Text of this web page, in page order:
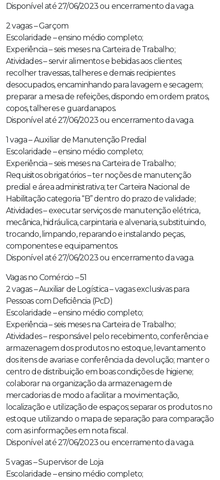
Disponível até 27/06/2023 ou encerramento da vaga.
2 vagas – Garçom
Escolaridade – ensino médio completo;
Experiência – seis meses na Carteira de Trabalho;
Atividades – servir alimentos e bebidas aos clientes;
recolher travessas, talheres e demais recipientes
desocupados, encaminhando para lavagem e secagem;
preparar a mesa de refeições, dispondo em ordem pratos,
copos, talheres e guardanapos.
Disponível até 27/06/2023 ou encerramento da vaga.
1 vaga – Auxiliar de Manutenção Predial
Escolaridade – ensino médio completo;
Experiência – seis meses na Carteira de Trabalho;
Requisitos obrigatórios – ter noções de manutenção
predial e área administrativa; ter Carteira Nacional de
Habilitação categoria “B” dentro do prazo de validade;
Atividades – executar serviços de manutenção elétrica,
mecânica, hidráulica, carpintaria e alvenaria, substituindo,
trocando, limpando, reparando e instalando peças,
componentes e equipamentos.
Disponível até 27/06/2023 ou encerramento da vaga.
Vagas no Comércio – 51
2 vagas – Auxiliar de Logística – vagas exclusivas para
Pessoas com Deficiência (PcD)
Escolaridade – ensino médio completo;
Experiência – seis meses na Carteira de Trabalho;
Atividades – responsável pelo recebimento, conferência e
armazenagem dos produtos no estoque, levantamento
dos itens de avarias e conferência da devolução; manter o
centro de distribuição em boas condições de higiene;
colaborar na organização da armazenagem de
mercadorias de modo a facilitar a movimentação,
localização e utilização de espaços; separar os produtos no
estoque utilizando o mapa de separação para comparação
com as informações em nota fiscal.
Disponível até 27/06/2023 ou encerramento da vaga.
5 vagas – Supervisor de Loja
Escolaridade – ensino médio completo;